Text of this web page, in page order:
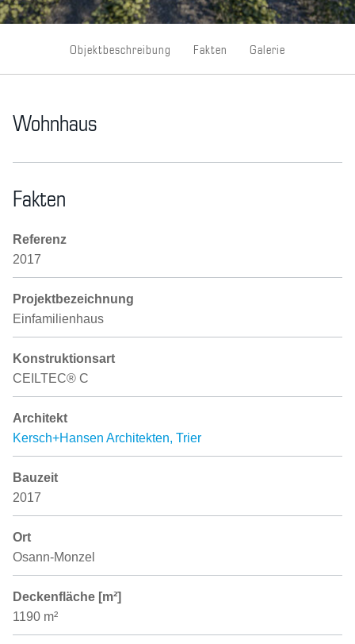
Objektbeschreibung Fakten Galerie
Wohnhaus
Fakten
Referenz
2017
Projektbezeichnung
Einfamilienhaus
Konstruktionsart
CEILTEC® C
Architekt
Kersch+Hansen Architekten, Trier
Bauzeit
2017
Ort
Osann-Monzel
Deckenfläche [m²]
1190 m²